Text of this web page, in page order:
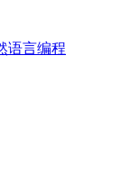
语言编程